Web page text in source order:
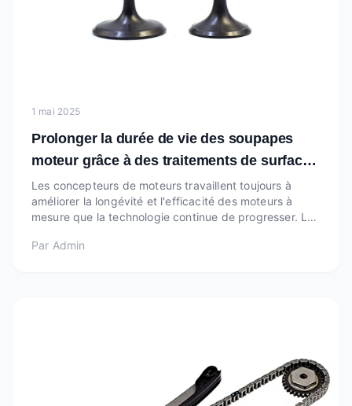
1 mai 2025
Prolonger la durée de vie des soupapes
moteur grâce à des traitements de surface
avancés
Les concepteurs de moteurs travaillent toujours à
améliorer la longévité et l'efficacité des moteurs à
mesure que la technologie continue de progresser. Les
beaucoup des soupapes moteur, qui sont essentielles
Par Admin